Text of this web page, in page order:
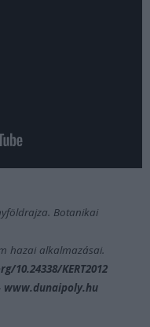
Botanikai
hazai alkalmazásai.
10.24338/KERT2012
www.dunaipoly.hu